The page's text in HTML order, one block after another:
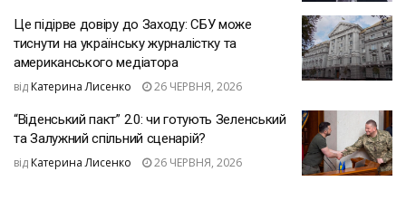
Це підірве довіру до Заходу: СБУ може
тиснути на українську журналістку та
американського медіатора
від Катерина Лисенко 26 ЧЕРВНЯ, 2026
“Віденський пакт” 2.0: чи готують Зеленський
та Залужний спільний сценарій?
від Катерина Лисенко 26 ЧЕРВНЯ, 2026